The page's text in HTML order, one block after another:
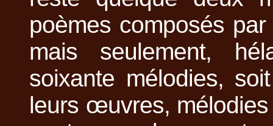
poèmes composés
mais seulement,
soixante mélodies,
leurs œuvres,